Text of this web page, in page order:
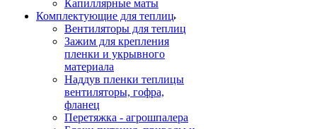
Капиллярные маты
Комплектующие для теплиц
Вентиляторы для теплиц
Зажим для крепления
пленки и укрывного
материала
Наддув пленки теплицы
вентиляторы, гофра,
фланец
Перетяжка - агрошпалера